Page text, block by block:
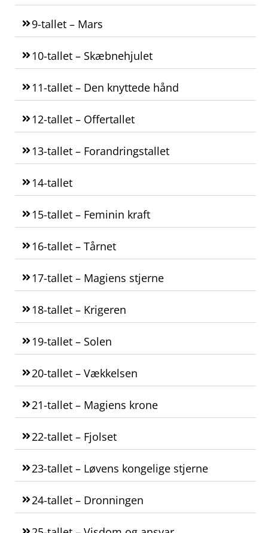
9-tallet – Mars
10-tallet – Skæbnehjulet
11-tallet – Den knyttede hånd
12-tallet – Offertallet
13-tallet – Forandringstallet
14-tallet
15-tallet – Feminin kraft
16-tallet – Tårnet
17-tallet – Magiens stjerne
18-tallet – Krigeren
19-tallet – Solen
20-tallet – Vækkelsen
21-tallet – Magiens krone
22-tallet – Fjolset
23-tallet – Løvens kongelige stjerne
24-tallet – Dronningen